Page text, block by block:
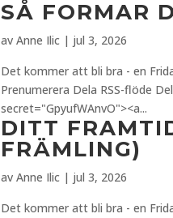
SÅ FORMAR
avAnne Ilic | jul 3, 2026
Det kommer att bli bra - en
Prenumerera Dela RSS-flöde
secret="GpyufWAnvO"><a...
DITT
FRÄMLING)
avAnne Ilic | jul 3, 2026
Det kommer att bli bra - en